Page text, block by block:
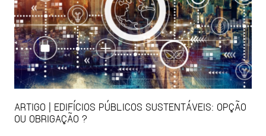
ARTIGO | EDIFÍCIOS PÚBLICOS SUSTENTÁVEIS: OPÇÃO
OU OBRIGAÇÃO ?